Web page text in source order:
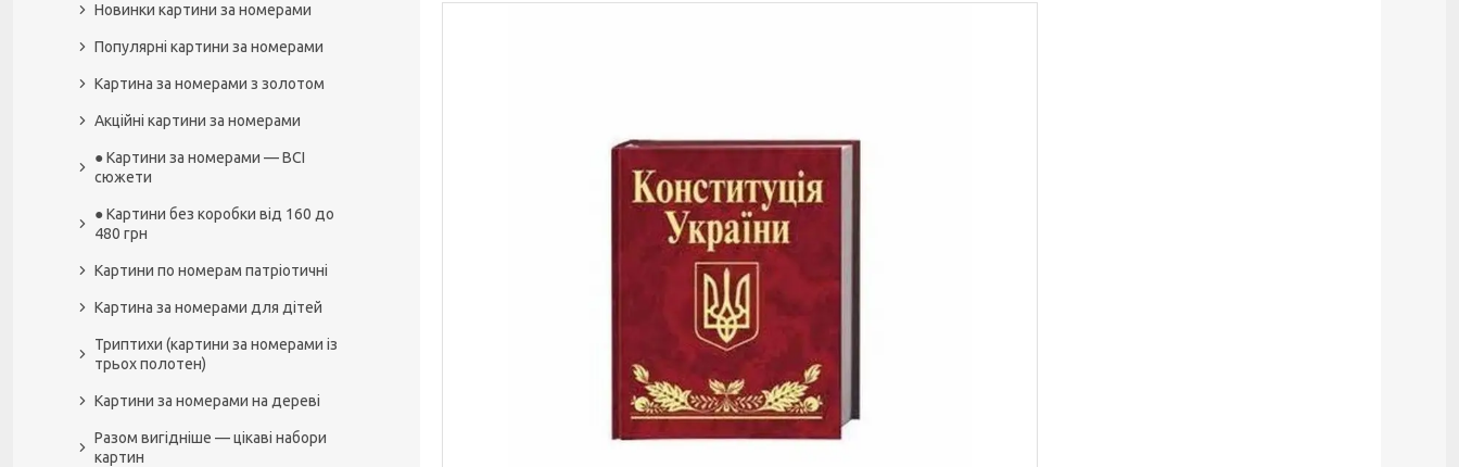
Новинки картини за номерами
Популярні картини за номерами
Картина за номерами з золотом
Акційні картини за номерами
● Картини за номерами — ВСІ
сюжети
● Картини без коробки від 160 до
480 грн
Картини по номерам патріотичні
Картина за номерами для дітей
Триптихи (картини за номерами із
трьох полотен)
Картини за номерами на дереві
Разом вигідніше — цікаві набори
картин